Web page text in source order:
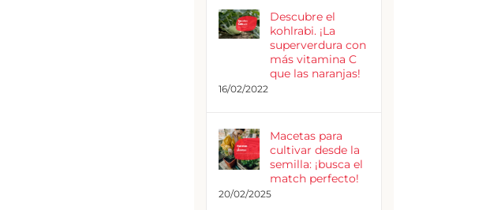
Descubre el
kohlrabi. ¡La
superverdura con
más vitamina C
que las naranjas!
16/02/2022
Macetas para
cultivar desde la
semilla: ¡busca el
match perfecto!
20/02/2025